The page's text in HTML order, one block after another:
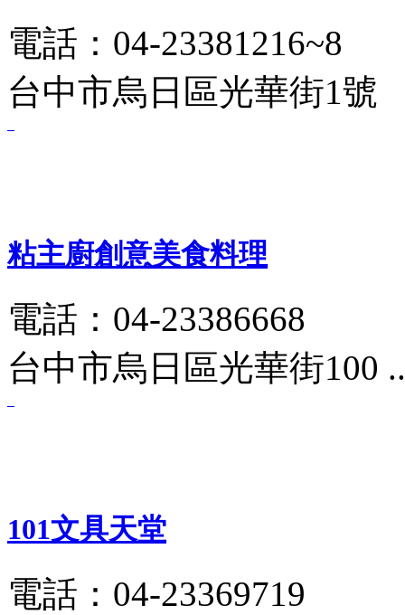
電話：04-23381216~8
台中市烏日區光華街1號
粘主廚創意美食料理
電話：04-23386668
台中市烏日區光華街100 ..
101文具天堂
電話：04-23369719